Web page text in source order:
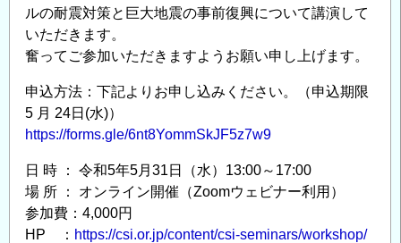
ー
「南
海
ラ
フ
地
震
の
被
害
ルの耐震対策と巨大地震の事前復興について講演して
いただきます。
奮ってご参加いただきますようお願い申し上げます。
申込方法：下記よりお申し込みください。（申込期限
5 月 24日(水)）
https://forms.gle/6nt8YommSkJF5z7w9
日 時 ： 令和5年5月31日（水）13:00～17:00
場 所 ： オンライン開催（Zoomウェビナー利用）
参加費：4,000円
HP ： https://csi.or.jp/content/csi-seminars/workshop/